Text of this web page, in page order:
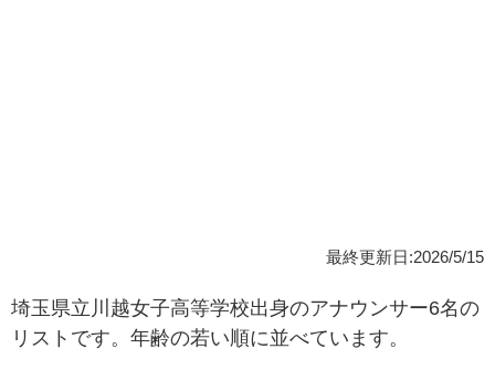
最終更新日:2026/5/15
埼玉県立川越女子高等学校出身のアナウンサー6名の
リストです。年齢の若い順に並べています。